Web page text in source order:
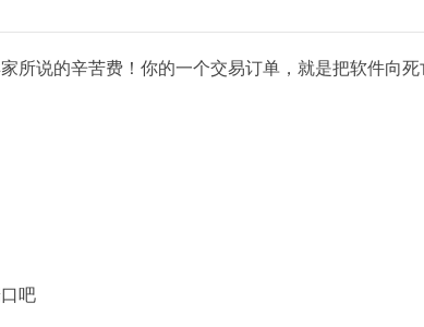
说的辛苦费！你的一个交易订单，就是把软件向死
吧